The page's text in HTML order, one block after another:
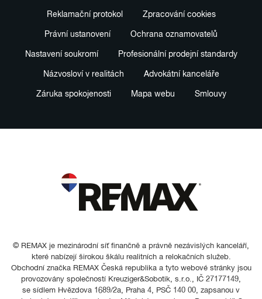
Reklamační protokol Zpracování cookies
Právní ustanovení Ochrana oznamovatelů
Nastavení soukromí Profesionální prodejní standardy
Názvosloví v realitách Advokátní kanceláře
Záruka spokojenosti Mapa webu Smlouvy
© REMAX je mezinárodní síť finančně a právně nezávislých kanceláří,
které nabízejí širokou škálu realitních a relokačních služeb.
Obchodní značka REMAX Česká republika a tyto webové stránky jsou
provozovány společností Kreuziger&Sobotik, s.r.o., IČ 27177149,
se sídlem Hvězdova 1689/2a, Praha 4, PSČ 140 00, zapsanou v